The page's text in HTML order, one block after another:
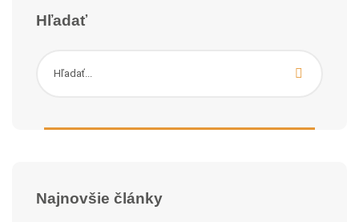
Hľadať
Najnovšie články